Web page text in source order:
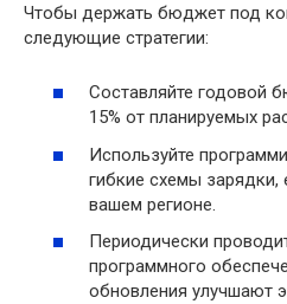
Чтобы держать бюджет под
следующие стратегии:
Составляйте годовой
15% от планируемых
Используйте
гибкие схемы зарядки,
вашем регионе.
Периодически
программного
обновления улучшают